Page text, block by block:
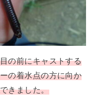
の前にキャストする
の着水点の方に向か
きました。